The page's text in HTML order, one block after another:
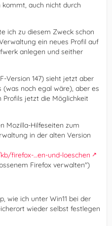
auch nicht durch
ich zu diesem Zweck schon
ein neues Profil auf
anlegen und seither
Version 147) sieht jetzt aber
noch egal wäre), aber es
Profils jetzt die Möglichkeit
Mozilla-Hilfeseiten zum
in der alten Version
firefox-…en-und-loeschen
Firefox verwalten")
wie ich unter Win11 bei der
wieder selbst festlegen